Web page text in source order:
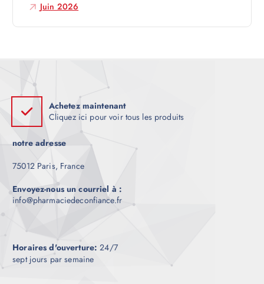
l
e
Juin 2026
Achetez maintenant
Cliquez ici pour voir tous les produits
notre adresse
75012 Paris, France
Envoyez-nous un courriel à :
info@pharmaciedeconfiance.fr
Horaires d'ouverture: 24/7
sept jours par semaine